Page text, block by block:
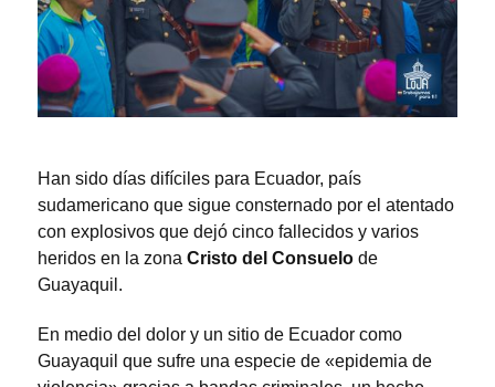
Han sido días difíciles para Ecuador, país
sudamericano que sigue consternado por el atentado
con explosivos que dejó cinco fallecidos y varios
heridos en la zona Cristo del Consuelo de
Guayaquil.
En medio del dolor y un sitio de Ecuador como
Guayaquil que sufre una especie de «epidemia de